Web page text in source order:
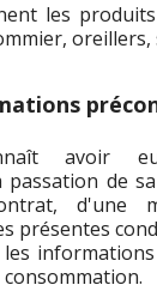
les
avoir eu
de
d'une
présentes
consommation.